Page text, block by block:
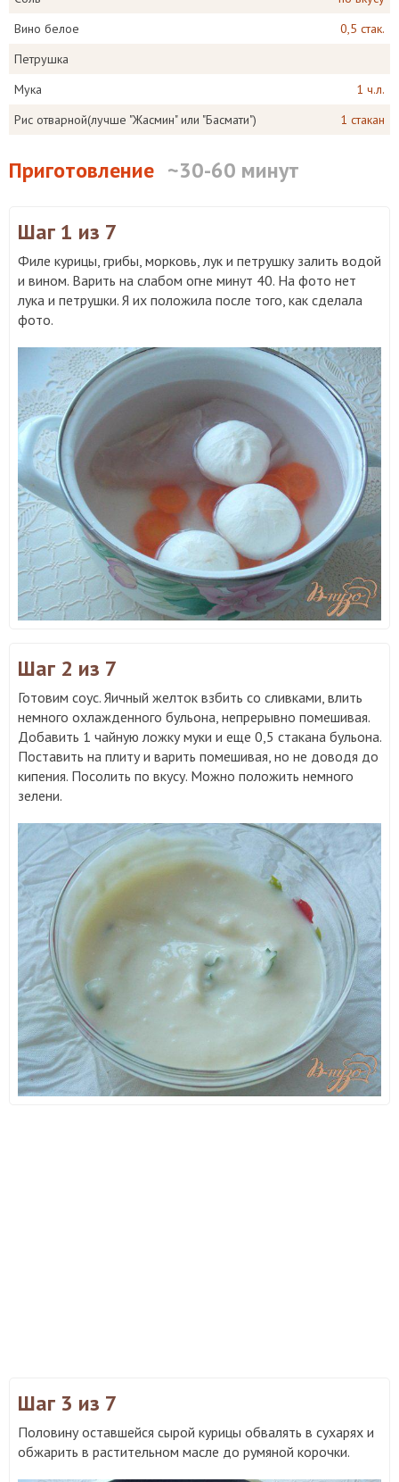
Вино белое
0,5 стак.
Петрушка
Мука
1 ч.л.
Рис отварной(лучше "Жасмин" или "Басмати")
1 стакан
Приготовление ~30-60 минут
Шаг 1 из 7
Филе курицы, грибы, морковь, лук и петрушку залить водой
и вином. Варить на слабом огне минут 40. На фото нет
лука и петрушки. Я их положила после того, как сделала
фото.
Шаг 2 из 7
Готовим соус. Яичный желток взбить со сливками, влить
немного охлажденного бульона, непрерывно помешивая.
Добавить 1 чайную ложку муки и еще 0,5 стакана бульона.
Поставить на плиту и варить помешивая, но не доводя до
кипения. Посолить по вкусу. Можно положить немного
зелени.
Шаг 3 из 7
Половину оставшейся сырой курицы обвалять в сухарях и
обжарить в растительном масле до румяной корочки.